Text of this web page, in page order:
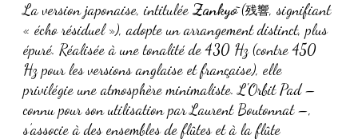
La version japonaise, intituléeZankyō(残響, signifiant
« écho résiduel »), adopte un arrangement distinct, plus
épuré. Réalisée à une tonalité de 430 Hz (contre 450
Hz pour les versions anglaise et française), elle
privilégie une atmosphère minimaliste. L'Orbit Pad –
connu pour son utilisation par Laurent Boutonnat –,
s’associe à des ensembles de flûtes et à la flûte